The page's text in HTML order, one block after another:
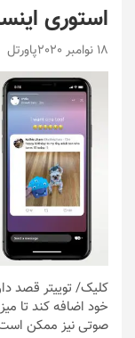
استوری
18 نوامبر 2020 پاورتل
کلیک/ توییتر قصد
خود اضافه کند تا
صوتی نیز ممکن است